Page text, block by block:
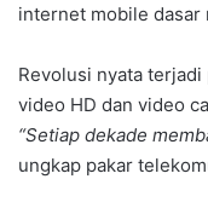
internet mobile dasar
Revolusi nyata terjadi
video HD dan video
“Setiap dekade
ungkap pakar